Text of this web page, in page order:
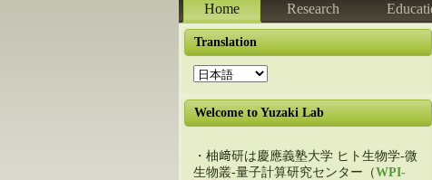
Home Research
Translation
Welcome to Yuzaki Lab
・柚﨑研は慶應義塾大学 ヒト生物学-微
生物叢-量子計算研究センター（WPI-